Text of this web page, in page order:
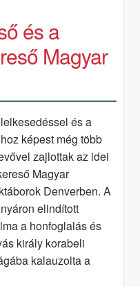
és a
Magyar
és a
képest még több
zajlottak az idei
Magyar
Denverben. A
elindított
a honfoglalás és
király korabeli
kalauzolta a